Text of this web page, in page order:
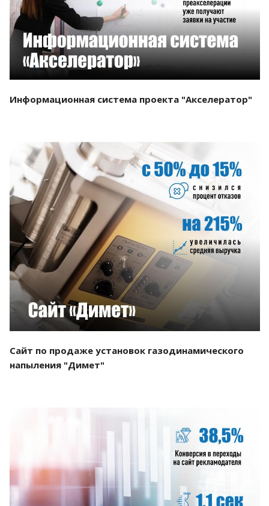
Информационная система проекта "Акселератор"
Смотреть проект
Сайт по продаже установок газодинамического
напыления "Димет"